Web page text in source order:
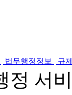
법무행정정보 규
정 서